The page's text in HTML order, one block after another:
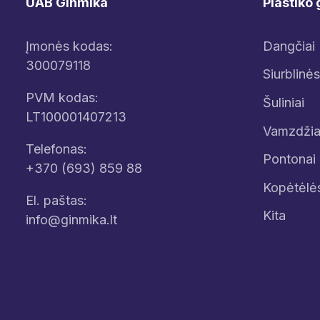
Įmonės kodas:
300079118
PVM kodas:
LT100001407213
Telefonas:
+370 (693) 859 88
El. paštas:
info@ginmika.lt
Dangčiai
Siurblinės
Šuliniai
Pontonai
Kita